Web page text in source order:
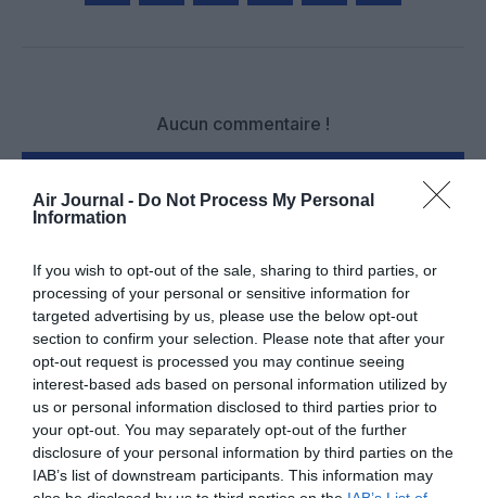
Air Journal - Do Not Process My Personal
Information
If you wish to opt-out of the sale, sharing to third parties, or
processing of your personal or sensitive information for
targeted advertising by us, please use the below opt-out
section to confirm your selection. Please note that after your
opt-out request is processed you may continue seeing
interest-based ads based on personal information utilized by
us or personal information disclosed to third parties prior to
your opt-out. You may separately opt-out of the further
disclosure of your personal information by third parties on the
IAB’s list of downstream participants. This information may
Aucun commentaire !
FAIRE UN DON
Appel aux lecteurs !
Soutenez Air Journal participezà son
développement !
NOUS SOUTENIR